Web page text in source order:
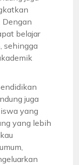
Dengan
belajar
sehingga
juga
yang
yang lebih